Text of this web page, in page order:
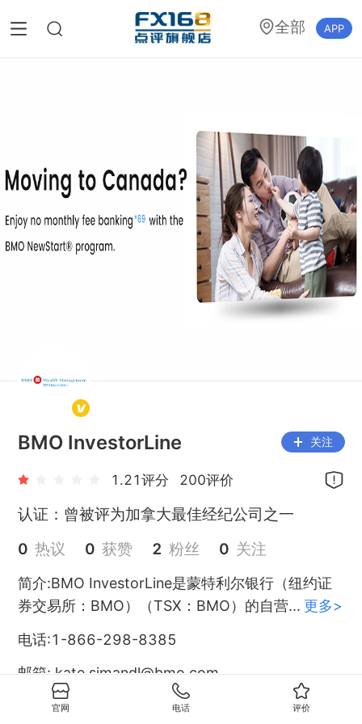
全部 APP
BMO InvestorLine 关注
1.21评分 200评价
认证： 曾被评为加拿大最佳经纪公司之一
0 热议 0 获赞 2 粉丝 0 关注
简介:BMO InvestorLine是蒙特利尔银行（纽约证
券交易所：BMO）（TSX：BMO）的自营... 更多>
电话:1-866-298-8385
邮箱: kate.simandl@bmo.com
https://www.bmo.com/investorline/self-
官网 电话 评价